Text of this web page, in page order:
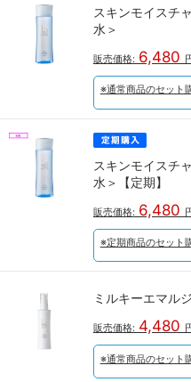
スキンモイスチ
水＞
販売価格: 6,480
※通常商品のセット
スキンモイスチ
水＞【定期】
販売価格: 6,480
※定期商品のセット
ミルキーエマル
販売価格: 4,480
※通常商品のセット